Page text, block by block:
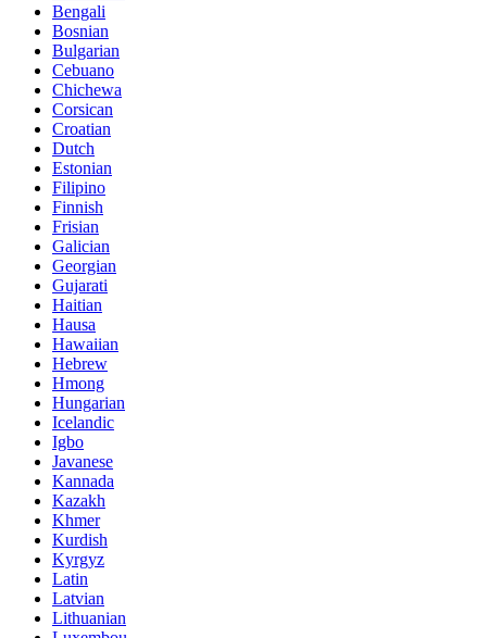
Bengali
Bosnian
Bulgarian
Cebuano
Chichewa
Corsican
Croatian
Dutch
Estonian
Filipino
Finnish
Frisian
Galician
Georgian
Gujarati
Haitian
Hausa
Hawaiian
Hebrew
Hmong
Hungarian
Icelandic
Igbo
Javanese
Kannada
Kazakh
Khmer
Kurdish
Kyrgyz
Latin
Latvian
Lithuanian